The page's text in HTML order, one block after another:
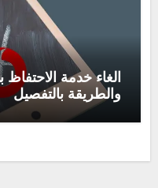
الغاء خدمة
والطريقة بالتفصيل